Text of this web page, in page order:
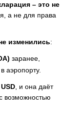
– это не
а не для права
изменились:
заранее,
аэропорту.
, и она даёт
возможностью